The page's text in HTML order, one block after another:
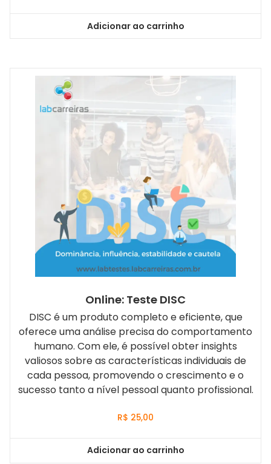
Adicionar ao carrinho
Online: Teste DISC
DISC é um produto completo e eficiente, que
oferece uma análise precisa do comportamento
humano. Com ele, é possível obter insights
valiosos sobre as características individuais de
cada pessoa, promovendo o crescimento e o
sucesso tanto a nível pessoal quanto profissional.
R$ 25,00
Adicionar ao carrinho